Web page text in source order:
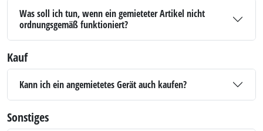
Was soll ich tun, wenn ein gemieteter Artikel nicht
ordnungsgemäß funktioniert?
Kauf
Kann ich ein angemietetes Gerät auch kaufen?
Sonstiges